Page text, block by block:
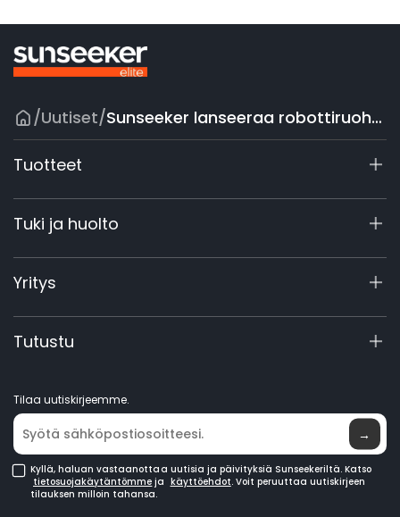
/Uutiset/ Sunseeker lanseeraa robottiruohonleikkurit Lowen verkkoalustalla
Tuotteet
X9 -sarja
X4
X3 Gen 2
60V kaupallinen
Lisävarusteet
Tuki ja huolto
Tukikeskus
Takuun rekisteröinti
Tuotekysely
Käsikirjat ja videot
Yritys
Tietoa yrityksestä
Elite Lab
Ostopisteet
Tutustu
Tilaa uutiskirjeemme.
→
Kyllä, haluan vastaanottaa uutisia ja päivityksiä Sunseekeriltä. Katso
tietosuojakäytäntömme ja käyttöehdot. Voit peruuttaa uutiskirjeen
tilauksen milloin tahansa.